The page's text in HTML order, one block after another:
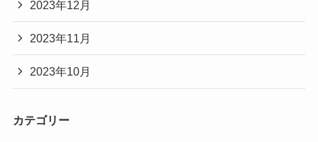
2023年12月
2023年11月
2023年10月
カテゴリー